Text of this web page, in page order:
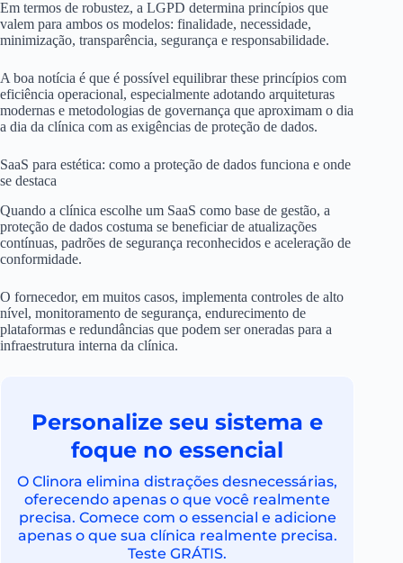
Em termos de robustez, a LGPD determina princípios que
valem para ambos os modelos: finalidade, necessidade,
minimização, transparência, segurança e responsabilidade.
A boa notícia é que é possível equilibrar these princípios com
eficiência operacional, especialmente adotando arquiteturas
modernas e metodologias de governança que aproximam o dia
a dia da clínica com as exigências de proteção de dados.
SaaS para estética: como a proteção de dados funciona e onde
se destaca
Quando a clínica escolhe um SaaS como base de gestão, a
proteção de dados costuma se beneficiar de atualizações
contínuas, padrões de segurança reconhecidos e aceleração de
conformidade.
O fornecedor, em muitos casos, implementa controles de alto
nível, monitoramento de segurança, endurecimento de
plataformas e redundâncias que podem ser oneradas para a
infraestrutura interna da clínica.
Personalize seu sistema e
foque no essencial
O Clinora elimina distrações desnecessárias,
oferecendo apenas o que você realmente
precisa. Comece com o essencial e adicione
apenas o que sua clínica realmente precisa.
Teste GRÁTIS.